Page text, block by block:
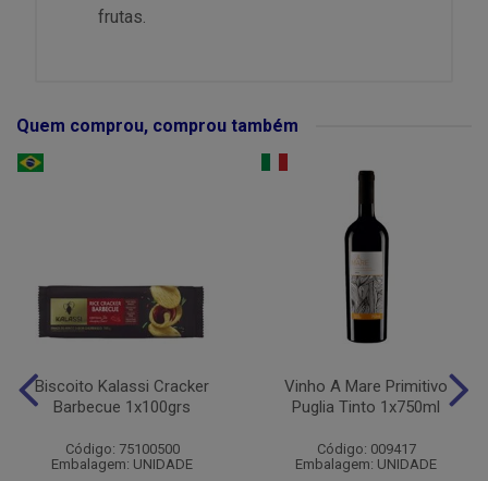
frutas.
Quem comprou, comprou também
Biscoito Kalassi Cracker
Barbecue 1x100grs
Código: 75100500
Embalagem: UNIDADE
Vinho A Mare Primitivo
Puglia Tinto 1x750ml
Código: 009417
Embalagem: UNIDADE